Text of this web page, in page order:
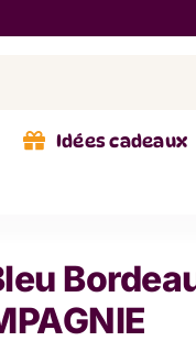
Idées cadeaux